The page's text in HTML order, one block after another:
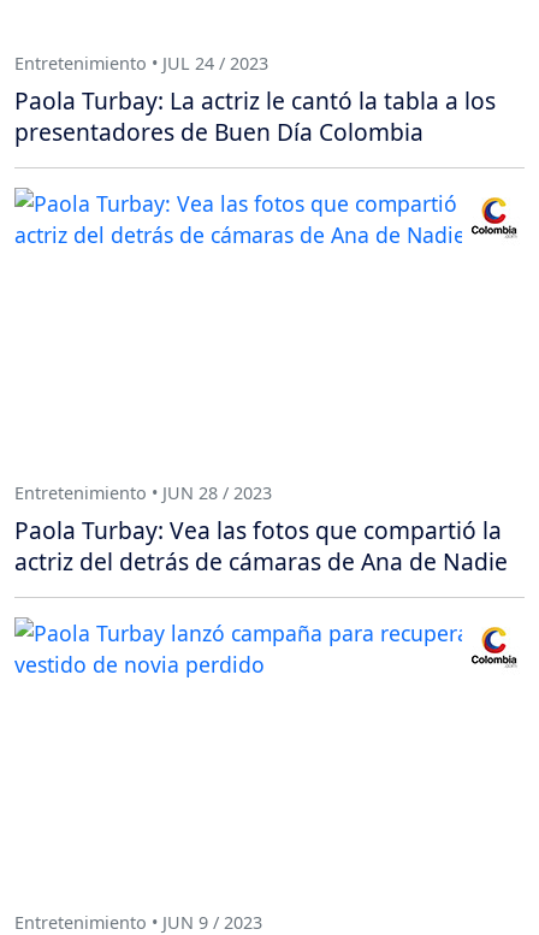
Entretenimiento • JUL 24 / 2023
Paola Turbay: La actriz le cantó la tabla a los
presentadores de Buen Día Colombia
Entretenimiento • JUN 28 / 2023
Paola Turbay: Vea las fotos que compartió la
actriz del detrás de cámaras de Ana de Nadie
Entretenimiento • JUN 9 / 2023